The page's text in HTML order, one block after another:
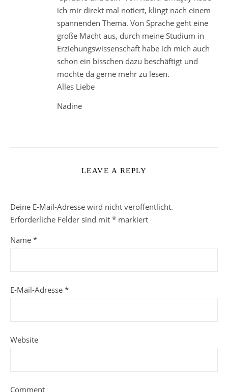
ich mir direkt mal notiert, klingt nach einem
spannenden Thema. Von Sprache geht eine
große Macht aus, durch meine Studium in
Erziehungswissenschaft habe ich mich auch
schon ein bisschen dazu beschäftigt und
möchte da gerne mehr zu lesen.
Alles Liebe
Nadine
LEAVE A REPLY
Deine E-Mail-Adresse wird nicht veröffentlicht.
Erforderliche Felder sind mit * markiert
Name *
E-Mail-Adresse *
Website
Comment